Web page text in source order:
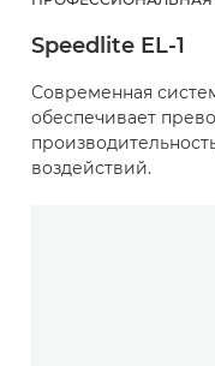
Speedlite EL-1
Современная
обеспечивает
воздействий.